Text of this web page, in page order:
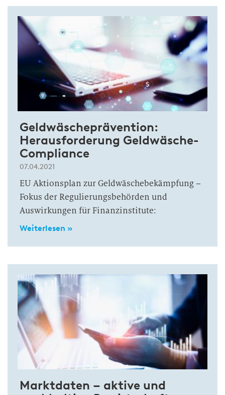
Geldwäscheprävention:
Herausforderung Geldwäsche-
Compliance
07.04.2021
EU Aktionsplan zur Geldwäschebekämpfung –
Fokus der Regulierungsbehörden und
Auswirkungen für Finanzinstitute:
Weiterlesen »
Marktdaten – aktive und